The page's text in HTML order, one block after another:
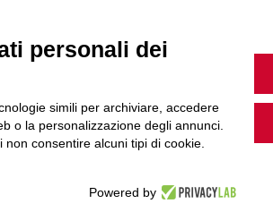
storie e webinar.
personali dei
simili per archiviare, accedere
o la personalizzazione degli annunci.
consentire alcuni tipi di cookie.
Powered by